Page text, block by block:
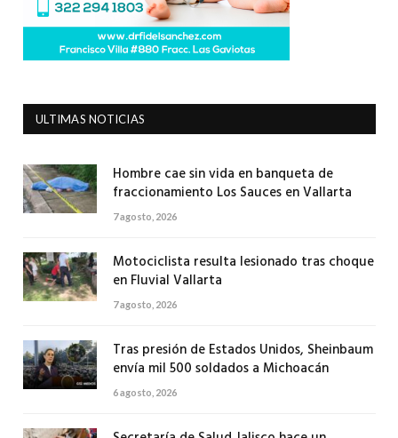
ULTIMAS NOTICIAS
Hombre cae sin vida en banqueta de
fraccionamiento Los Sauces en Vallarta
7 agosto, 2026
Motociclista resulta lesionado tras choque
en Fluvial Vallarta
7 agosto, 2026
Tras presión de Estados Unidos, Sheinbaum
envía mil 500 soldados a Michoacán
6 agosto, 2026